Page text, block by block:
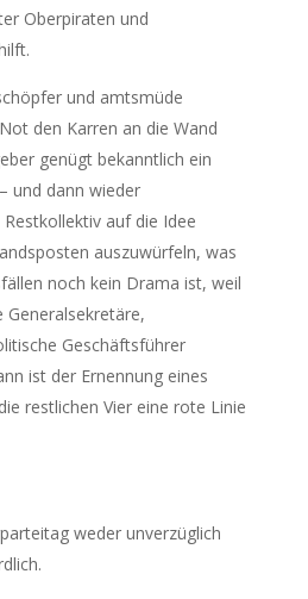
Oberpiraten und
und amtsmüde
den Karren an die Wand
genügt bekanntlich ein
und dann wieder
auf die Idee
auszuwürfeln, was
noch kein Drama ist, weil
Generalsekretäre,
Geschäftsführer
ist der Ernennung eines
restlichen Vier eine rote Linie
weder unverzüglich